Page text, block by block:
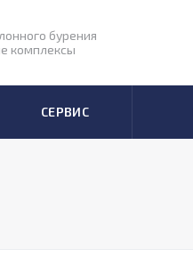
бурения
комплексы
СЕРВИС